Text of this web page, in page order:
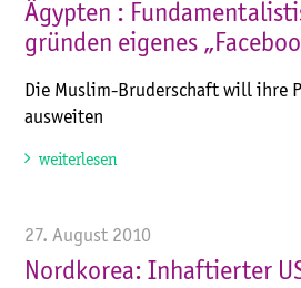
Ägypten :
gründen eigenes
Die Muslim-Bruderschaft will ihre
ausweiten
weiterlesen
27. August 2010
Nordkorea: Inhaftierter